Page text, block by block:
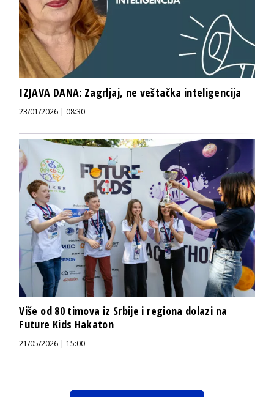
IZJAVA DANA: Zagrljaj, ne veštačka inteligencija
23/01/2026 | 08:30
Više od 80 timova iz Srbije i regiona dolazi na
Future Kids Hakaton
21/05/2026 | 15:00